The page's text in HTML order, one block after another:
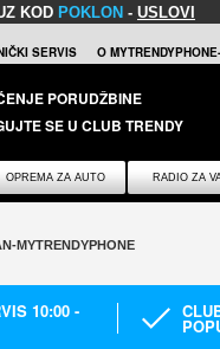
KOD POKLON - USLOVI
SERVIS O
PORUDŽBINE
SE U CLUB TRENDY
OPREMA ZA AUTO RADIO ZA
10:00 -